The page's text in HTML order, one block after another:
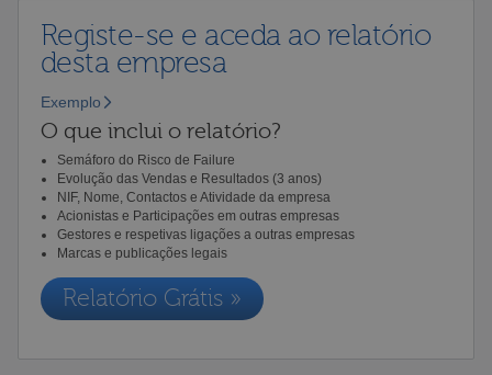
Registe-se e aceda ao relatório
desta empresa
Exemplo
O que inclui o relatório?
Semáforo do Risco de Failure
Evolução das Vendas e Resultados (3 anos)
NIF, Nome, Contactos e Atividade da empresa
Acionistas e Participações em outras empresas
Gestores e respetivas ligações a outras empresas
Marcas e publicações legais
Relatório Grátis »